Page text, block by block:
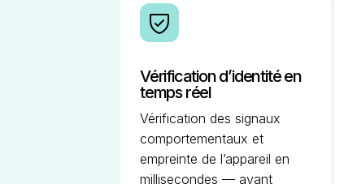
Vérification d’identité en
temps réel
Vérification des signaux
comportementaux et
empreinte de l’appareil en
millisecondes — avant